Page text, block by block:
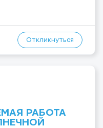
Откликнуться
РАБОТА